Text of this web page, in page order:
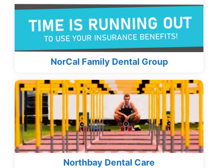
NorCal Family Dental Group
Northbay Dental Care